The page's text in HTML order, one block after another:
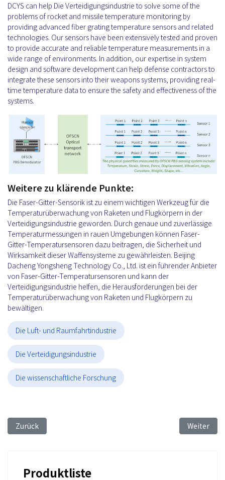
DCYS can help Die Verteidigungsindustrie to solve some of the
problems of rocket and missile temperature monitoring by
providing advanced fiber grating temperature sensors and related
technologies. Our sensors have been extensively tested and proven
to provide accurate and reliable temperature measurements in a
wide range of environments. In addition, our expertise in system
design and software development can help defense contractors to
integrate these sensors into their weapons systems, providing real-
time temperature data to ensure the safety and effectiveness of the
systems.
Weitere zu klärende Punkte:
Die Faser-Gitter-Sensorik ist zu einem wichtigen Werkzeug für die
Temperaturüberwachung von Raketen und Flugkörpern in der
Verteidigungsindustrie geworden. Durch genaue und zuverlässige
Temperaturmessungen in rauen Umgebungen können Faser-
Gitter-Temperatursensoren dazu beitragen, die Sicherheit und
Wirksamkeit dieser Waffensysteme zu gewährleisten. Beijing
Dacheng Yongsheng Technology Co., Ltd. ist ein führender Anbieter
von Faser-Gitter-Temperatursensoren und kann der
Verteidigungsindustrie helfen, die Herausforderungen bei der
Temperaturüberwachung von Raketen und Flugkörpern zu
bewältigen.
Die Luft- und Raumfahrtindustrie
Die Verteidigungsindustrie
Die wissenschaftliche Forschung
Vorheriger Beitrag: FBG Sensing Technology for Strain
Zurück Nächster
Weiter
Produktliste